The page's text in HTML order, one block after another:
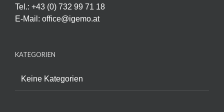
Tel.: +43 (0) 732 99 71 18
E-Mail: office@igemo.at
KATEGORIEN
Keine Kategorien